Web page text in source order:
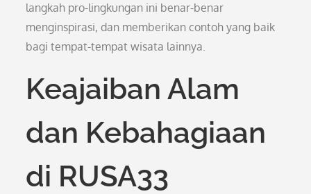
langkah pro-lingkungan ini benar-benar
menginspirasi, dan memberikan contoh yang baik
bagi tempat-tempat wisata lainnya.
Keajaiban Alam
dan Kebahagiaan
di RUSA33